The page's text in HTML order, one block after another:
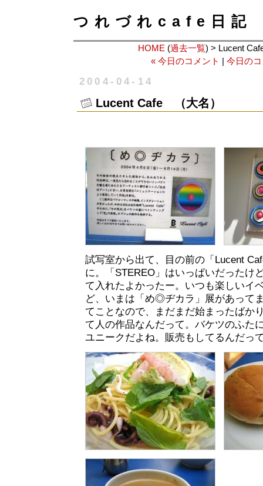
つれづれcafe日記
HOME (過去一覧) > Lucent
« 今日のコメント
今日の
2004-04-14
Lucent Cafe （大名）
試写室から出て、目の前の「Lucent
に。「STEREO」はいっぱいだったけ
て入れたよかったー。いつも楽しいイ
ど、いまは「め◎ヂカラ」展があって
てことなので、まだまだ始まったばか
て人の作品なんだって。バケツのふた
ユニークだよね。販売もしてるんだっ